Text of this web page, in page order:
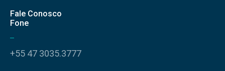
Fale Conosco
Fone
+55 47 3035.3777